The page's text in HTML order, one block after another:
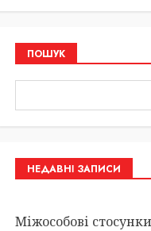
ПОШУК
НЕДАВНІ ЗАПИСИ
Міжособові